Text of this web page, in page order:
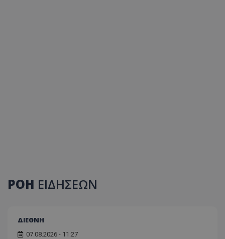
ΡΟΗ ΕΙΔΗΣΕΩΝ
ΔΙΕΘΝΗ
07.08.2026 - 11:27